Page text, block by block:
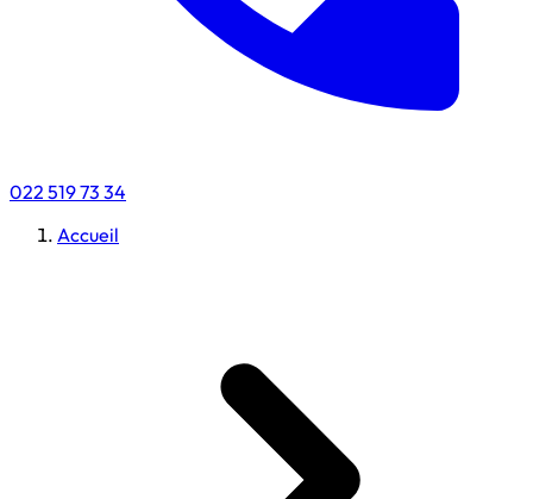
022 519 73 34
Accueil